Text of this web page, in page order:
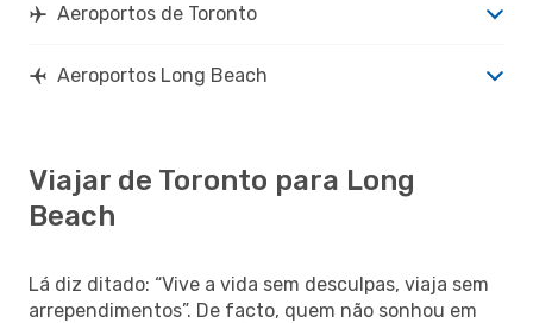
Aeroportos de Toronto
Aeroportos Long Beach
Viajar de Toronto para Long
Beach
Lá diz ditado: “Vive a vida sem desculpas, viaja sem
arrependimentos”. De facto, quem não sonhou em